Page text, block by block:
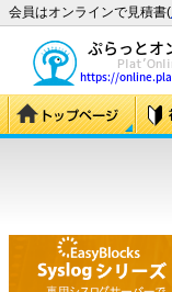
会員はオンラインで見積書(